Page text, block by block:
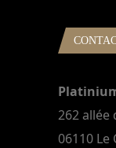
262 allée
06110 Le